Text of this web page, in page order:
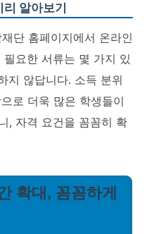
알아보기
단 홈페이지에서 온라인
요한 서류는 몇 가지 있
지 않답니다. 소득 분위
로 더욱 많은 학생들이
, 자격 요건을 꼼꼼히 확
확대, 꼼꼼하게